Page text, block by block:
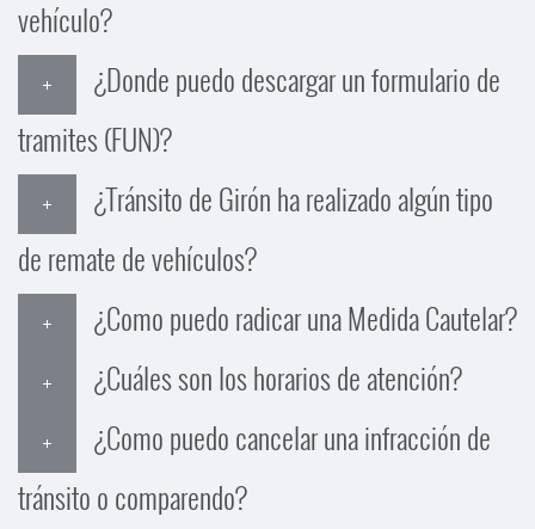
vehículo?
¿Donde puedo descargar un formulario de
tramites (FUN)?
¿Tránsito de Girón ha realizado algún tipo
de remate de vehículos?
¿Como puedo radicar una Medida Cautelar?
¿Cuáles son los horarios de atención?
¿Como puedo cancelar una infracción de
tránsito o comparendo?